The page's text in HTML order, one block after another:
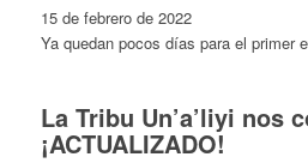
15 de febrero de 2022
Ya quedan pocos días para el primer
La Tribu Un’a’liyi nos
¡ACTUALIZADO!